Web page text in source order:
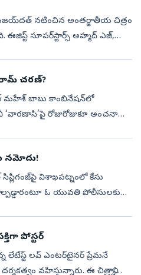
నటించిన అంతర్జాతీయ చిత్రం
ఈజిప్ట్‌ సూపర్‌స్టార్స్‌ అహ్మద్‌ ఎజ్,
చరణ్?
మహేశ్ బాబు కాంబినేషన్‌లో
‘వారణాసి’పై రోజురోజుకూ అంచనాలు
నమోదు!
విశాఖపట్నంలో కేసు
ఓ యువతి పోలీసులకు
పోస్టర్
లేటేస్ట్ లవ్ ఎంటర్‌టైనర్ ప్రేమనే
వహిస్తున్నారు. ఈ చిత్రాన్ని